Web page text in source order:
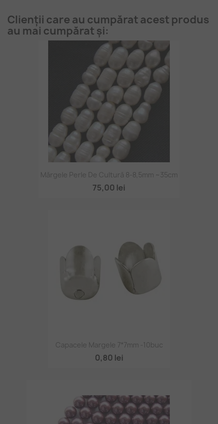
Clienții care au cumpărat acest produs
au mai cumpărat și:
Mărgele Perle De Cultură 8-8,5mm ~35cm
75,00 lei
Capacele Margele 7*7mm -10buc
0,80 lei